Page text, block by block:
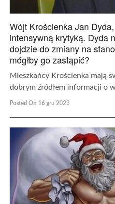
Wójt Krościenka Jan
intensywną krytyką. Dyda
dojdzie do zmiany na
mógłby go zastąpić?
Mieszkańcy Krościenka mają
dobrym źródłem informacji o
Posted On 16 gru 2023